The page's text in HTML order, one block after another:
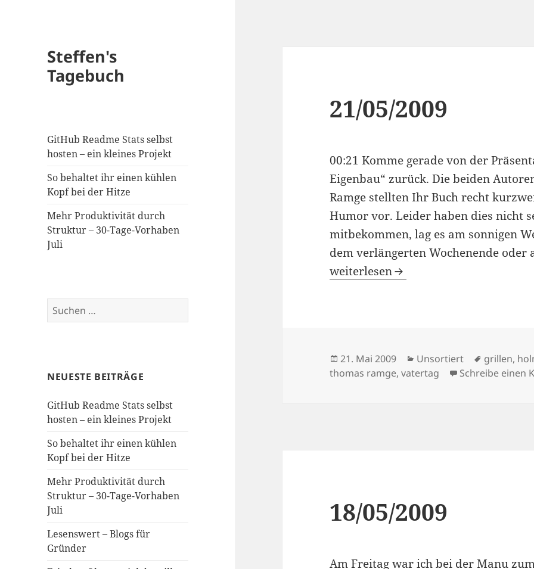
Steffen's
Tagebuch
GitHub Readme Stats selbst
hosten – ein kleines Projekt
So behaltet ihr einen kühlen
Kopf bei der Hitze
Mehr Produktivität durch
Struktur – 30-Tage-Vorhaben
Juli
Suchen
nach:
NEUESTE BEITRÄGE
GitHub Readme Stats selbst
hosten – ein kleines Projekt
So behaltet ihr einen kühlen
Kopf bei der Hitze
Mehr Produktivität durch
Struktur – 30-Tage-Vorhaben
Juli
Lesenswert – Blogs für
Gründer
21/05/2009
00:21 Komme gerade von der
Eigenbau“ zurück. Die beiden
Ramge stellten Ihr Buch recht
Humor vor. Leider haben dies nicht
mitbekommen, lag es am sonnigen
dem verlängerten Wochenende
21/05/2009
weiterlesen
Veröffentlicht
am
21. Mai 2009 Kategorien
Unsortiert grillen,
thomas ramge,vatertag Schreibe einen
18/05/2009
Am Freitag war ich bei der Manu